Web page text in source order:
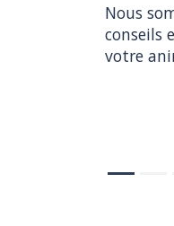
Nous
conseils
votre